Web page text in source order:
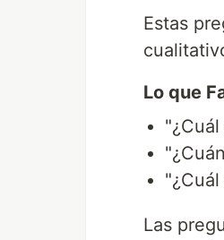
Estas
Lo que
Las